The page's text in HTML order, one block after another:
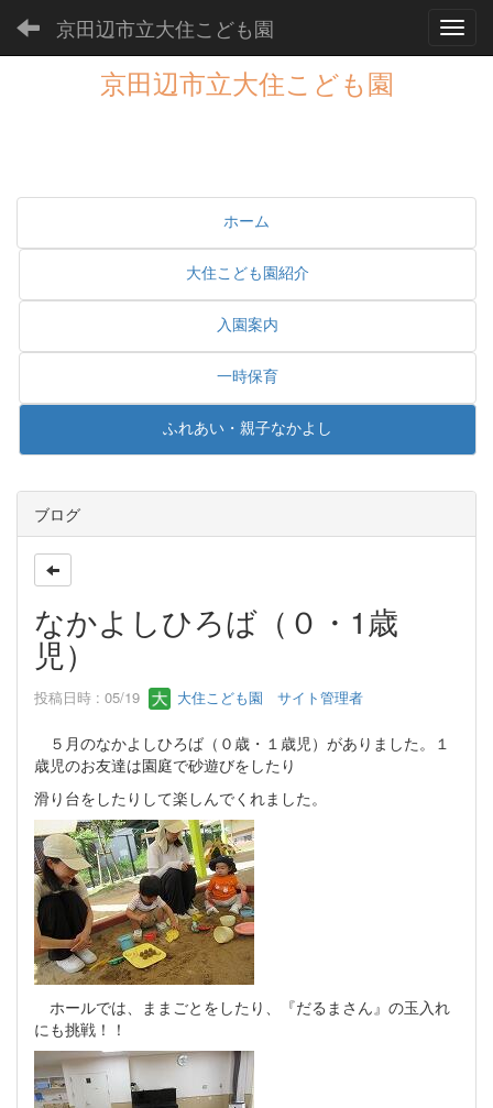
京田辺市立大住こども園
京田辺市立大住こども園
ホーム
大住こども園紹介
入園案内
一時保育
ふれあい・親子なかよし
ブログ
なかよしひろば（０・1歳
児）
投稿日時 : 05/19 大住こども園 サイト管理者
５月のなかよしひろば（０歳・１歳児）がありました。１
歳児のお友達は園庭で砂遊びをしたり
滑り台をしたりして楽しんでくれました。
ホールでは、ままごとをしたり、『だるまさん』の玉入れ
にも挑戦！！